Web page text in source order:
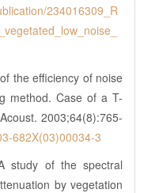
234016309_R
the efficiency of noise
method. Case of a T-
2003;64(8):765-
682X(03)00034-3
study of the spectral
by vegetation